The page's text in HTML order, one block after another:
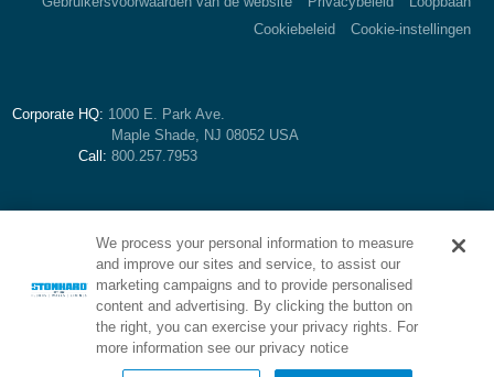
Cookiebeleid
Cookie-instellingen
Corporate HQ: 1000 E. Park Ave.
Maple Shade, NJ 08052 USA
Call: 800.257.7953
We process your personal information to measure
and improve our sites and service, to assist our
marketing campaigns and to provide personalised
content and advertising. By clicking the button on
the right, you can exercise your privacy rights. For
more information see our privacy notice